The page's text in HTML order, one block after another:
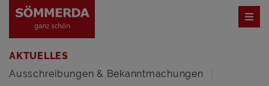
AKTUELLES
Ausschreibungen & Bekanntmachungen